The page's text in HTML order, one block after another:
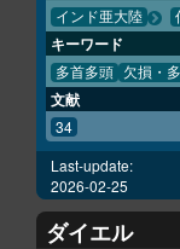
インド亜大陸
キーワード
多首多頭 欠損・
文献
34
Last-update:
2026-02-25
ダイエル